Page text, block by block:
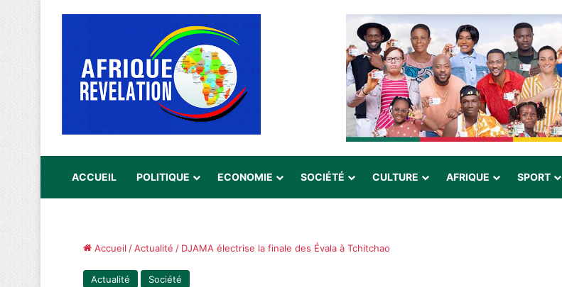
ACCUEIL POLITIQUE ECONOMIE SOCIÉTÉ CULTURE AFRIQUE SPORT
Accueil /Actualité / DJAMA électrise la finale des Évala à Tchitchao
Actualité Société